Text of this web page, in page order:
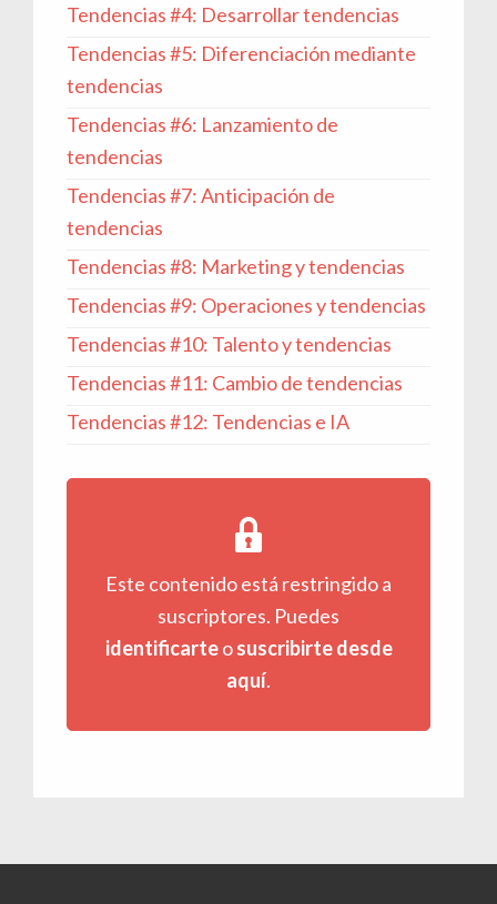
Tendencias #4: Desarrollar tendencias
Tendencias #5: Diferenciación mediante
tendencias
Tendencias #6: Lanzamiento de
tendencias
Tendencias #7: Anticipación de
tendencias
Tendencias #8: Marketing y tendencias
Tendencias #9: Operaciones y tendencias
Tendencias #10: Talento y tendencias
Tendencias #11: Cambio de tendencias
Tendencias #12: Tendencias e IA
Este contenido está restringido a
suscriptores. Puedes
identificarteosuscribirte desde
aquí.